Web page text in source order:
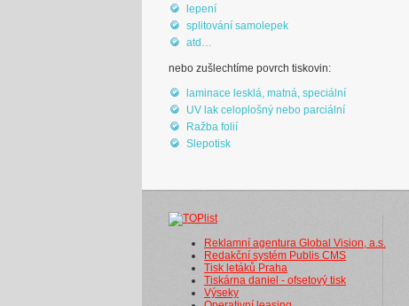
lepení
splitování samolepek
atd…
nebo zušlechtíme povrch tiskovin:
laminace lesklá, matná, speciální
UV lak celoplošný nebo parciální
Ražba folií
Slepotisk
Reklamní agentura Global Vision, a.s.
Redakční systém Publis CMS
Tisk letáků Praha
Tiskárna daniel - ofsetový tisk
Výseky